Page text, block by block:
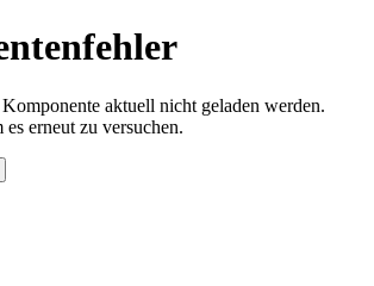
aktuell nicht geladen werden.
erneut zu versuchen.